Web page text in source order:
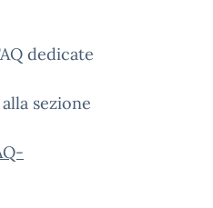
dedicate
sezione